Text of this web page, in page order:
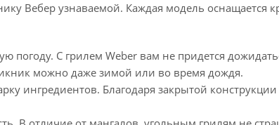
Вебер узнаваемой. Каждая модель оснащается
погоду. С грилем Weber вам не придется
можно даже зимой или во время дождя.
ингредиентов. Благодаря закрытой конструкции